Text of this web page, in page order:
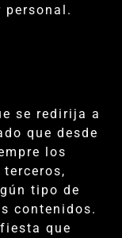
personal.
se redirija a
que desde
los
tipo de
contenidos.
que